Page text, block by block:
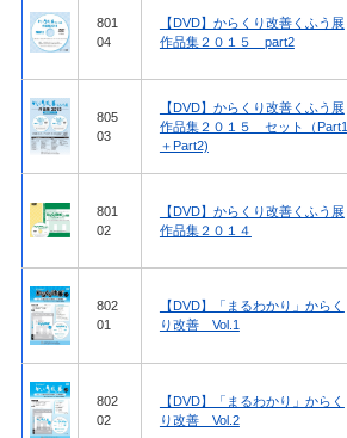
801
04
【DVD】からくり改善くふう展
作品集２０１５ part2
805
03
【DVD】からくり改善くふう展
作品集２０１５ セット（Part1
＋Part2)
801
02
【DVD】からくり改善くふう展
作品集２０１４
802
01
【DVD】「まるわかり」からく
り改善 Vol.1
802
02
【DVD】「まるわかり」からく
り改善 Vol.2